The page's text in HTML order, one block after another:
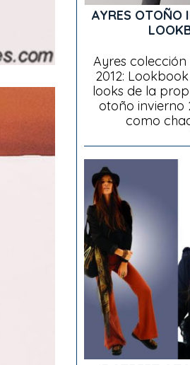
AYRES OTOÑO
Ayres
2012:
looks de la
otoño invierno
como